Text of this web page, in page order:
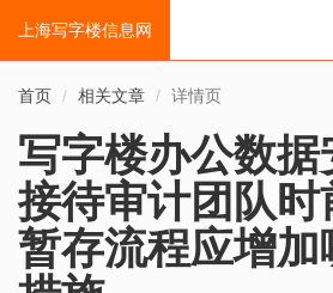
上海写字楼信息网
首页 相关文章 详情页
写字楼办公数
接待审计团队时
暂存流程应增加